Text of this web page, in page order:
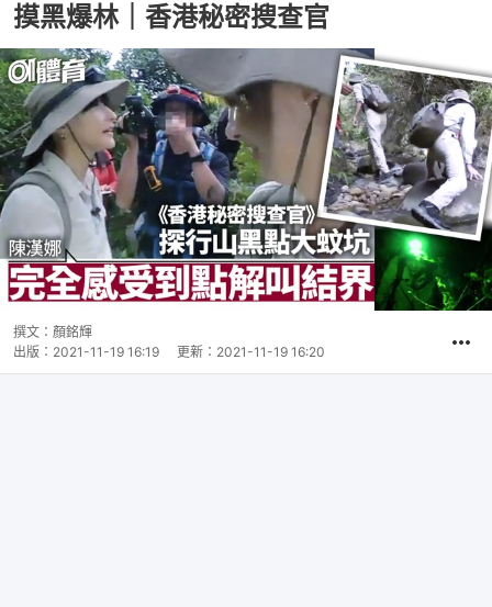
摸黑爆林｜香港秘密搜查官
撰文： 顏銘輝
出版： 2021-11-19 16:19 更新： 2021-11-19 16:20